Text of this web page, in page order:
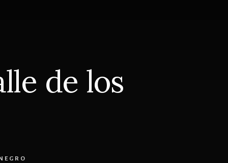
de los